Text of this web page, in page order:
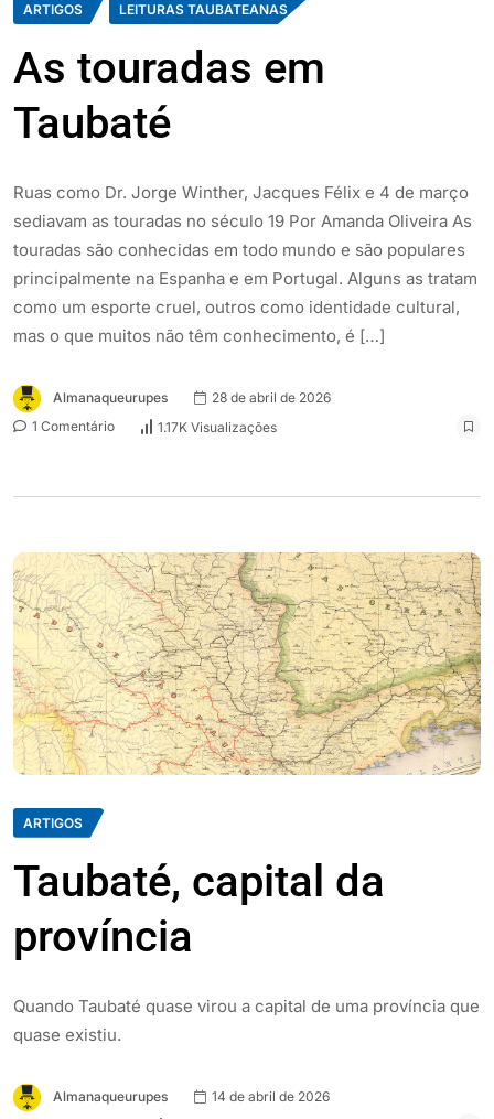
ARTIGOS LEITURAS TAUBATEANAS
As touradas em
Taubaté
Ruas como Dr. Jorge Winther, Jacques Félix e 4 de março
sediavam as touradas no século 19 Por Amanda Oliveira As
touradas são conhecidas em todo mundo e são populares
principalmente na Espanha e em Portugal. Alguns as tratam
como um esporte cruel, outros como identidade cultural,
mas o que muitos não têm conhecimento, é […]
Almanaqueurupes
28 de abril de 2026
1 Comentário
1.17K Visualizações
ARTIGOS
Taubaté, capital da
província
Quando Taubaté quase virou a capital de uma província que
quase existiu.
Almanaqueurupes
14 de abril de 2026